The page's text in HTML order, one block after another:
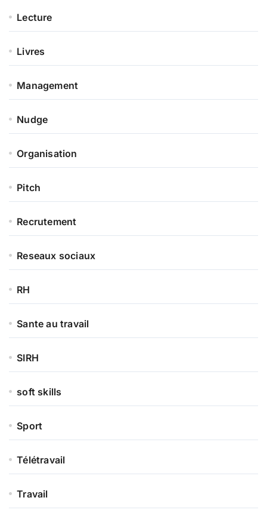
Lecture
Livres
Management
Nudge
Organisation
Pitch
Recrutement
Reseaux sociaux
RH
Sante au travail
SIRH
soft skills
Sport
Télétravail
Travail